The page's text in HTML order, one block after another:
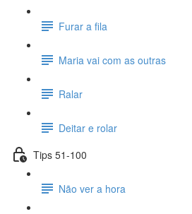
Furar a fila
Maria vai com as outras
Ralar
Deitar e rolar
Tips 51-100
Não ver a hora